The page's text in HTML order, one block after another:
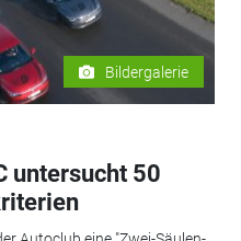
Bildergalerie
untersucht 50